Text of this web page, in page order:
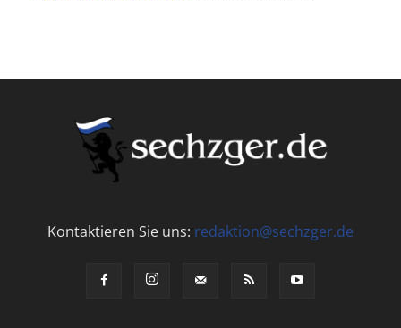
Kontaktieren Sie uns: redaktion@sechzger.de